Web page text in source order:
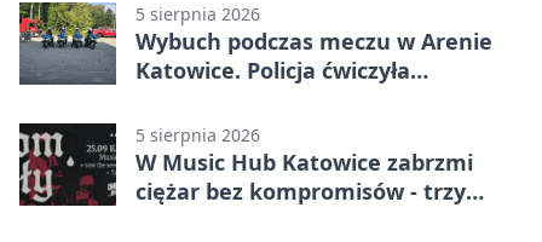
5 sierpnia 2026
Wybuch podczas meczu w Arenie
Katowice. Policja ćwiczyła
5 sierpnia 2026
W Music Hub Katowice zabrzmi
ciężar bez kompromisów - trzy